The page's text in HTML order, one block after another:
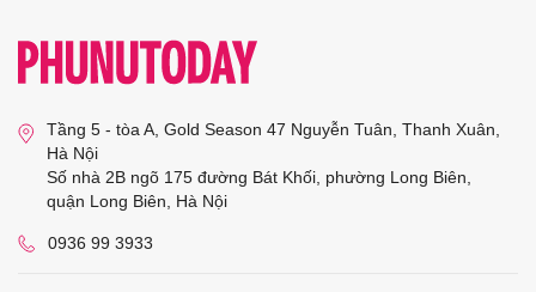
Tầng 5 - tòa A, Gold Season 47 Nguyễn Tuân, Thanh Xuân,
Hà Nội
Số nhà 2B ngõ 175 đường Bát Khối, phường Long Biên,
quận Long Biên, Hà Nội
0936 99 3933